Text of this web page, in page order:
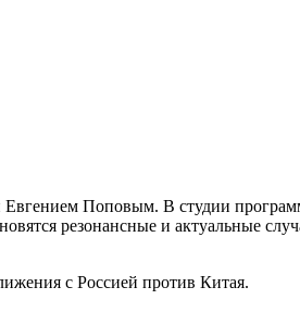
Поповым. В студии
резонансные и актуальные
с Россией против Китая.